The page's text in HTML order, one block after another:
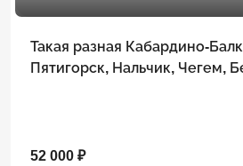
Такая разная Кабардино-
Пятигорск, Нальчик, Чегем,
52 000 ₽